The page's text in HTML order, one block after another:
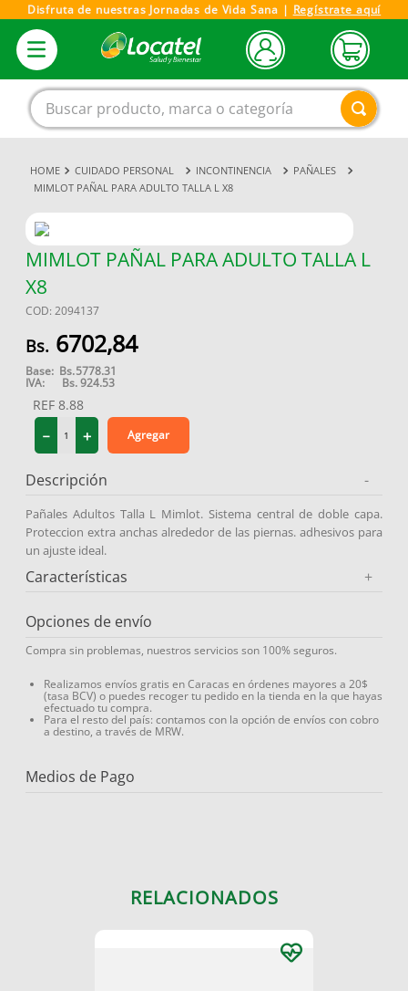
Disfruta de nuestras Jornadas de Vida Sana | Regístrate aquí
Buscar producto, marca o categoría
CUIDADO PERSONAL INCONTINENCIA
PAÑALES
MIMLOT PAÑAL PARA ADULTO TALLA L X8
MIMLOT PAÑAL PARA ADULTO TALLA L
X8
COD: 2094137
6702,84
Base: Bs.5778.31
IVA: Bs.924.53
REF 8.88
＋
－ Agregar
Descripción -
Pañales Adultos Talla L Mimlot. Sistema central de doble capa.
Proteccion extra anchas alrededor de las piernas. adhesivos para
un ajuste ideal.
Características +
Opciones de envío
Compra sin problemas, nuestros servicios son 100% seguros.
Realizamos envíos gratis en Caracas en órdenes mayores a 20$
(tasa BCV) o puedes recoger tu pedido en la tienda en la que hayas
efectuado tu compra.
Para el resto del país: contamos con la opción de envíos con cobro
a destino, a través de MRW.
Medios de Pago
RELACIONADOS
1.
magnesio
3 .
4.
vitamina c
5.
vitamina
champu
7.
linezolid
.
miovit
medias compresión